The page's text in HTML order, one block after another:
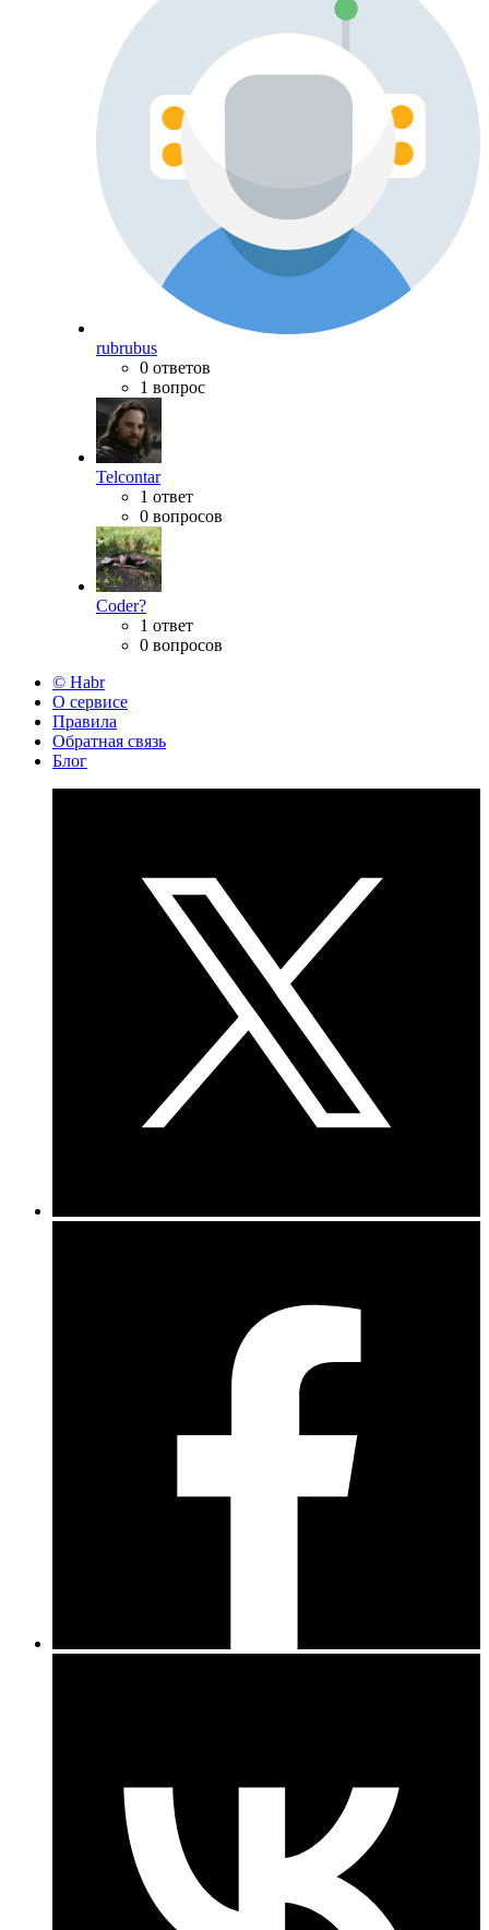
rubrubus
0 ответов
1 вопрос
Telcontar
1 ответ
0 вопросов
Coder?
1 ответ
0 вопросов
© Habr
О сервисе
Правила
Обратная связь
Блог